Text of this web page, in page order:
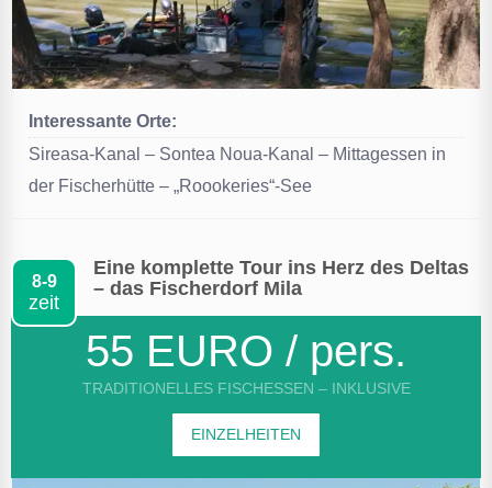
Interessante Orte:
Sireasa-Kanal – Sontea Noua-Kanal – Mittagessen in
der Fischerhütte – „Roookeries“-See
8-9
zeit
Eine komplette Tour ins Herz des Deltas
– das Fischerdorf Mila
55 EURO / pers.
TRADITIONELLES FISCHESSEN – INKLUSIVE
EINZELHEITEN